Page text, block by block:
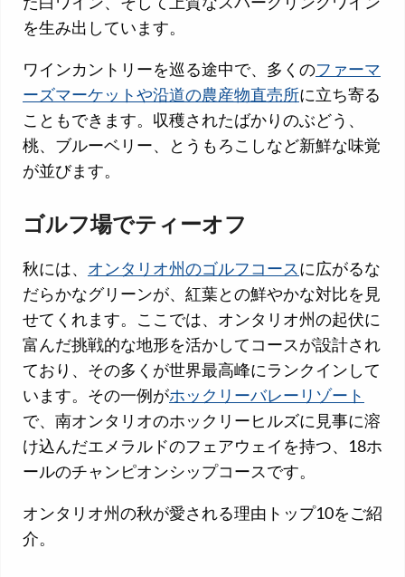
を生み出しています。
ワインカントリーを巡る途中で、多くのファーマ
ーズマーケットや沿道の農産物直売所に立ち寄る
こともできます。収穫されたばかりのぶどう、
桃、ブルーベリー、とうもろこしなど新鮮な味覚
が並びます。
ゴルフ場でティーオフ
秋には、 オンタリオ州のゴルフコースに広がるな
だらかなグリーンが、紅葉との鮮やかな対比を見
せてくれます。ここでは、オンタリオ州の起伏に
富んだ挑戦的な地形を活かしてコースが設計され
ており、その多くが世界最高峰にランクインして
います。その一例がホックリーバレーリゾート
で、南オンタリオのホックリーヒルズに見事に溶
け込んだエメラルドのフェアウェイを持つ、18ホ
ールのチャンピオンシップコースです。
オンタリオ州の秋が愛される理由トップ10をご紹
介。